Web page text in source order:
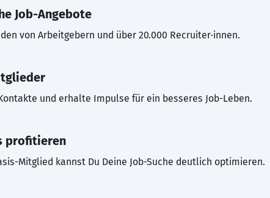
Job-Angebote
von Arbeitgebern und über 20.000 Recruiter·innen.
und erhalte Impulse für ein besseres Job-Leben.
profitieren
Mitglied kannst Du Deine Job-Suche deutlich optimieren.